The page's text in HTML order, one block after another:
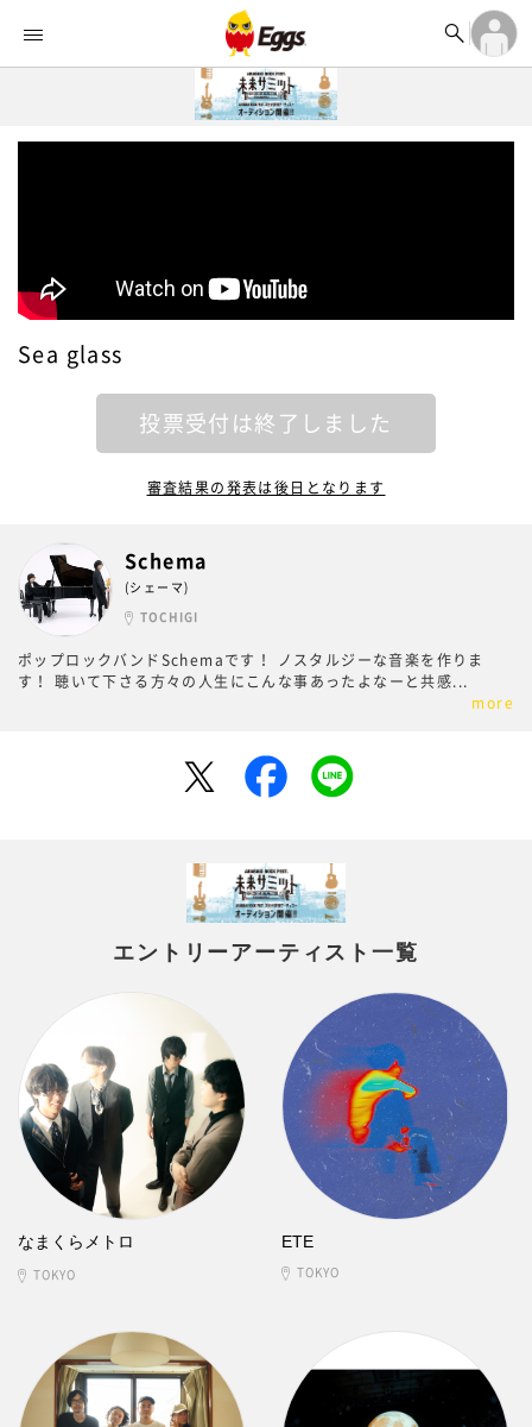


ランキング 
記事 

ログイン
アカウント登録
Sea glass
投票受付は終了しました
審査結果の発表は後日となります
Schema
(シェーマ)
TOCHIGI
ポップロックバンドSchemaです！ ノスタルジーな音楽を作りま
す！ 聴いて下さる方々の人生にこんな事あったよなーと共感...
more
エントリーアーティスト一覧
なまくらメトロ
TOKYO
ETE
TOKYO